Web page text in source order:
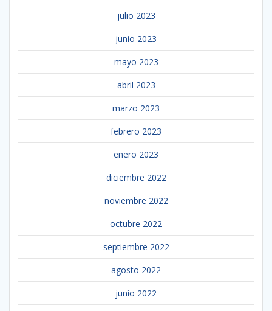
julio 2023
junio 2023
mayo 2023
abril 2023
marzo 2023
febrero 2023
enero 2023
diciembre 2022
noviembre 2022
octubre 2022
septiembre 2022
agosto 2022
junio 2022